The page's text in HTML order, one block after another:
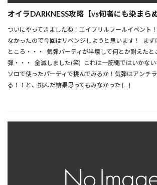
オイラDARKNESS攻略【vs何者にも染まら
ついにやってきましたね！エイプリルフールイベント
なかったので今回はリベンジしようと思います！ まず
ところ・・・ 気弾パーティが半壊して何とか耐えたと
弾・・・ 全滅しました(笑) これは一筋縄ではいかな
ソロで使ったパーティで挑んでみるか！気弾はアンチ
る！！と、挑んだ結果思ってもみなかった […]